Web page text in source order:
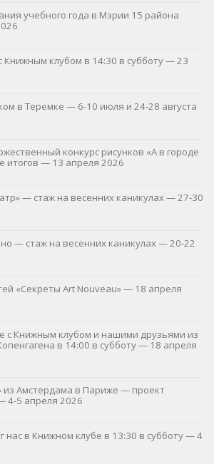
учебного года в Мэрии 15 района
Книжным клубом в 14:30 в субботу — 23
в Теремке — 6-10 июля и 24-28 августа
конкурс рисунков «А в городе
итогов — 13 апреля 2026
— стаж на весенних каникулах — 27-30
— стаж на весенних каникулах — 20-22
«Секреты Art Nouveau» — 18 апреля
с Книжным клубом и нашими друзьями из
в 14:00 в субботу — 18 апреля
из Амстердама в Париже — проект
4-5 апреля 2026
нас в Книжном клубе в 13:30 в субботу — 4